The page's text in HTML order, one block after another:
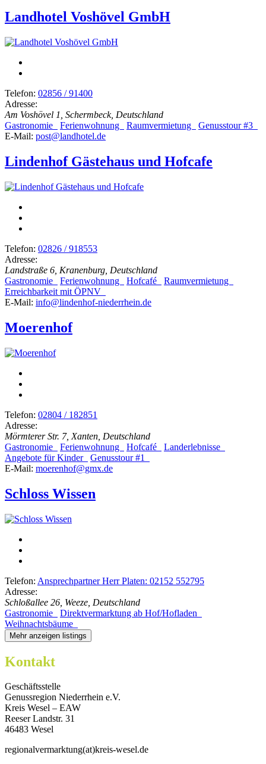
Landhotel Voshövel GmbH
Telefon: 02856 / 91400
Adresse:
Am Voshövel 1, Schermbeck, Deutschland
Gastronomie
Ferienwohnung Raumvermietung
Genusstour #3
E-Mail: post@landhotel.de
Lindenhof Gästehaus und Hofcafe
Telefon: 02826 / 918553
Adresse:
Landstraße 6, Kranenburg, Deutschland
Gastronomie
Ferienwohnung Hofcafé
Raumvermietung
Erreichbarkeit mit ÖPNV
E-Mail: info@lindenhof-niederrhein.de
Moerenhof
Telefon: 02804 / 182851
Adresse:
Mörmterer Str. 7, Xanten, Deutschland
Gastronomie
Ferienwohnung Hofcafé
Landerlebnisse
Angebote für Kinder
Genusstour #1
E-Mail: moerenhof@gmx.de
Schloss Wissen
Telefon: Ansprechpartner Herr Platen: 02152 552795
Adresse:
Schloßallee 26, Weeze, Deutschland
Gastronomie
Direktvermarktung ab Hof/Hofladen
Weihnachtsbäume
Mehr anzeigen listings
Kontakt
Geschäftsstelle
Genussregion Niederrhein e.V.
Kreis Wesel – EAW
Reeser Landstr. 31
46483 Wesel
regionalvermarktung(at)kreis-wesel.de